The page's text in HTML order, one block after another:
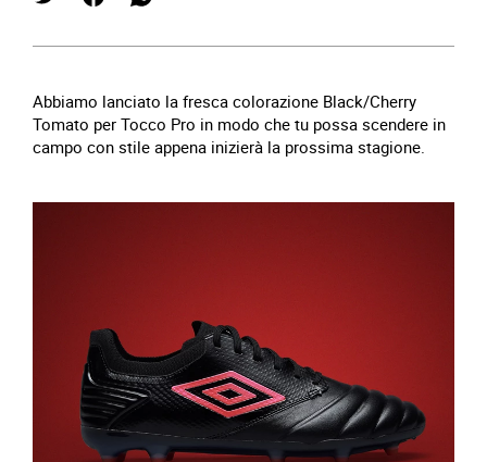
Abbiamo lanciato la fresca colorazione Black/Cherry
Tomato per Tocco Pro in modo che tu possa scendere in
campo con stile appena inizierà la prossima stagione.